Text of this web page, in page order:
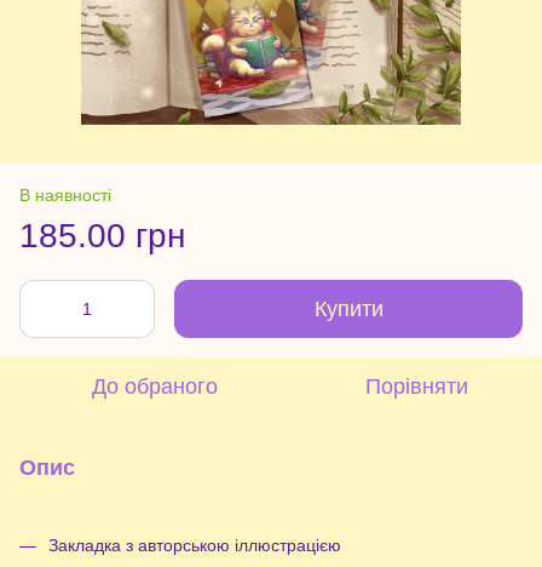
В наявності
185.00 грн
Купити
До обраного Порівняти
Опис
Закладка з авторською іллюстрацією